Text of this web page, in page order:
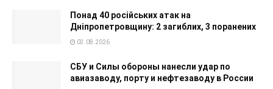
Понад 40 російських атак на
Дніпропетровщину: 2 загиблих, 3 поранених
03.08.2026
СБУ и Силы обороны нанесли удар по
авиазаводу, порту и нефтезаводу в России